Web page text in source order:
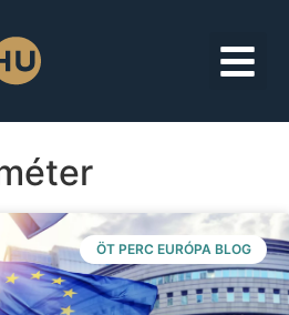
ÖT PERC EURÓPA BLOG